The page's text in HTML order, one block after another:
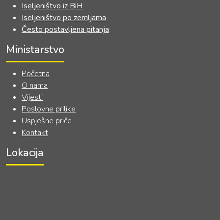
Iseljeništvo iz BiH
Iseljeništvo po zemljama
Često postavljena pitanja
Ministarstvo
Početna
O nama
Vijesti
Poslovne prilike
Uspješne priče
Kontakt
Lokacija